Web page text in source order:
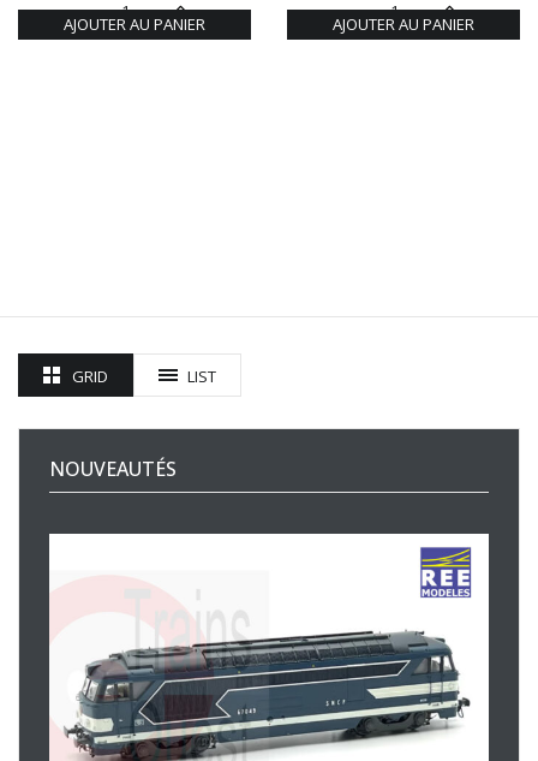
AJOUTER AU PANIER AJOUTER AU PANIER
GRID LIST
NOUVEAUTÉS